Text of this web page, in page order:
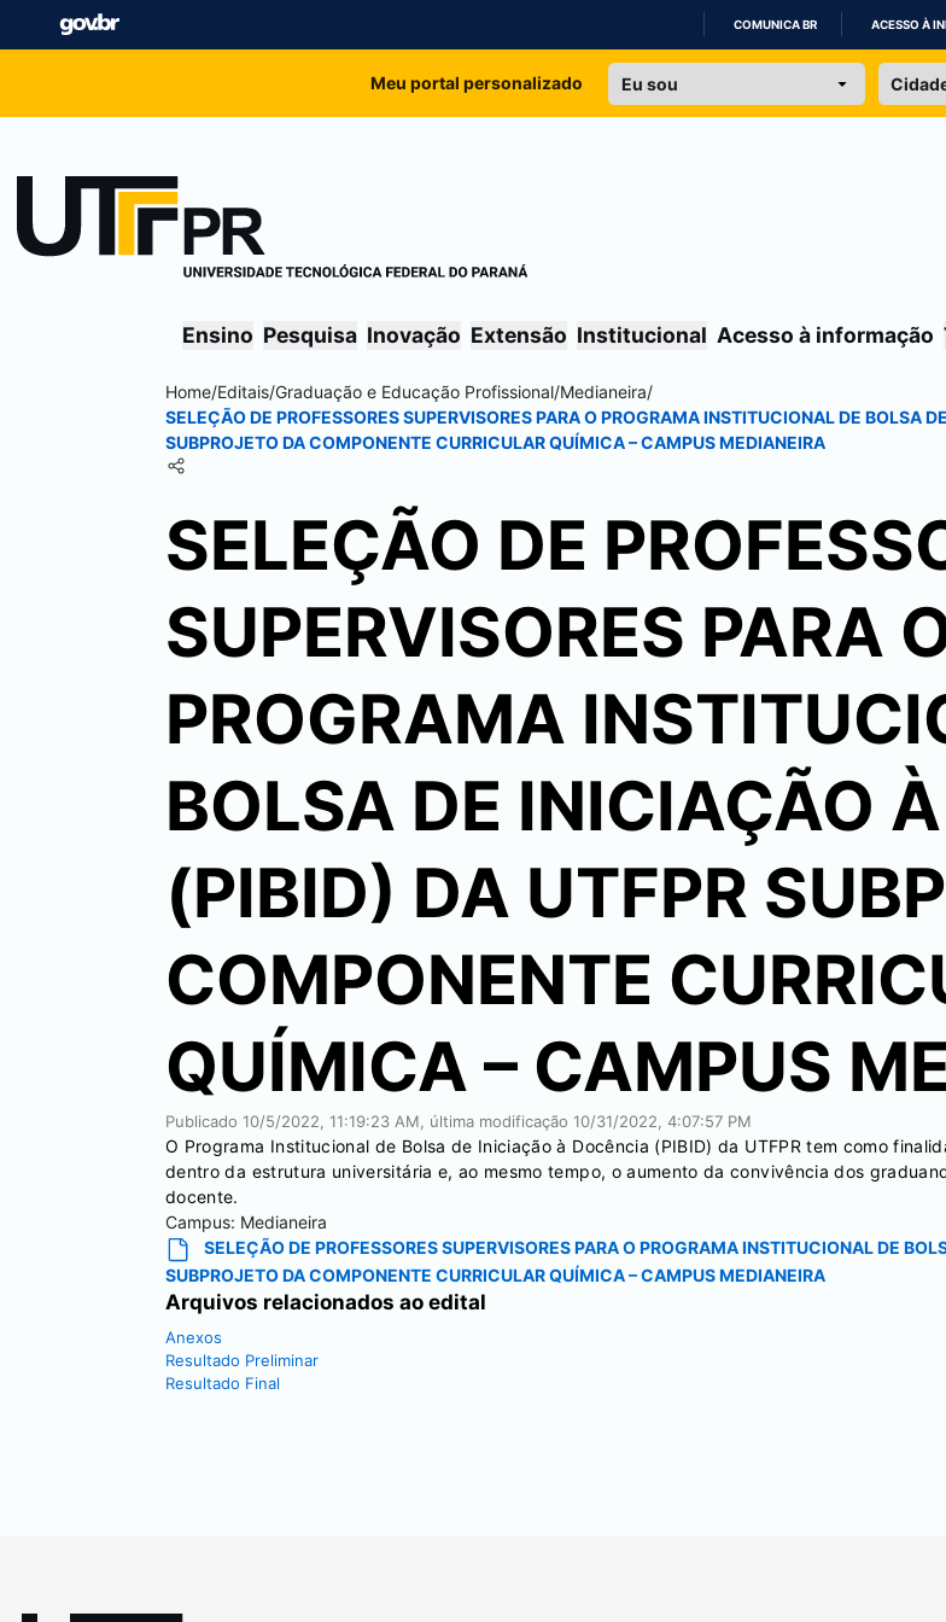
IR
COMUNICA BR ACESSO À
Meu portal personalizado
Ensino Pesquisa Inovação Extensão Institucional Acesso à informação
Home/Editais/Graduação e Educação Profissional/Medianeira/
SELEÇÃO DE PROFESSORES SUPERVISORES PARA O PROGRAMA INSTITUCIONAL DE BOLSA
SUBPROJETO DA COMPONENTE CURRICULAR QUÍMICA – CAMPUSMEDIANEIRA
SELEÇÃO DE
SUPERVISORES PARA
PROGRAMA
BOLSA DE INICIAÇÃO
(PIBID) DA UTFPR
COMPONENTE
QUÍMICA – CAMPUS
Publicado 10/5/2022, 11:19:23 AM , última modificação 10/31/2022, 4:07:57 PM
O Programa Institucional de Bolsa de Iniciação à Docência (PIBID) da UTFPR tem como
dentro da estrutura universitária e, ao mesmo tempo, o aumento da convivência dos
docente.
Campus: Medianeira
SELEÇÃO DE PROFESSORES SUPERVISORES PARA O PROGRAMA INSTITUCIONAL DE
SUBPROJETO DA COMPONENTE CURRICULAR QUÍMICA – CAMPUS MEDIANEIRA
Arquivos relacionados ao edital
Anexos
Resultado Preliminar
Resultado Final